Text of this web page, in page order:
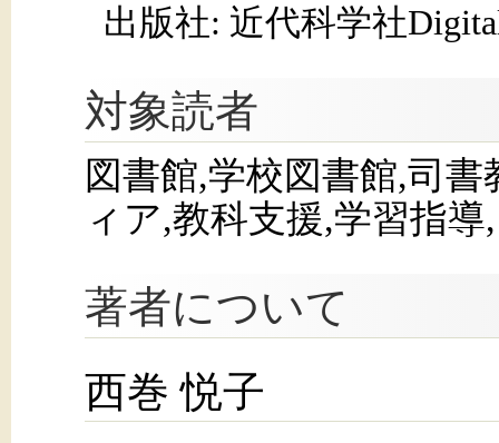
出版社: 近代科学社
対象読者
図書館,学校図書館,司
ィア,教科支援,学習指
著者について
西巻 悦子